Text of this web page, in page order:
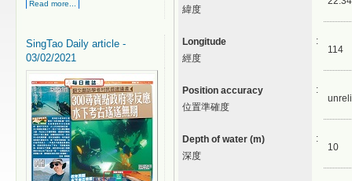
Read more...
SingTao Daily article -
03/02/2021
緯度
Longitude
經度
:
114
Position accuracy
位置準確度
:
Depth of water (m)
深度
:
10